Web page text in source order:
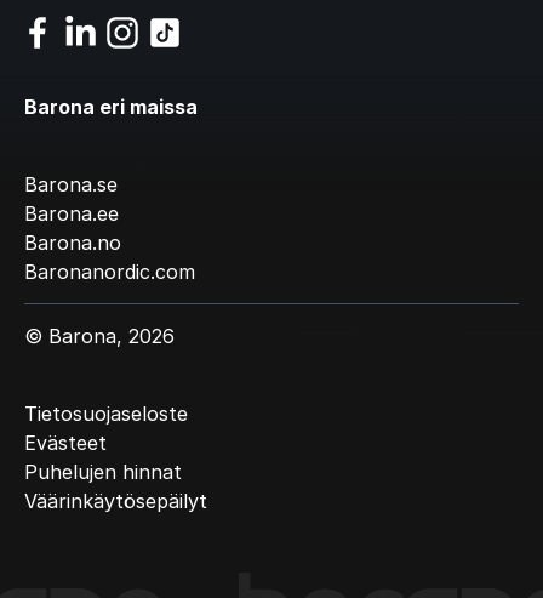
Barona eri maissa
Barona.se
Barona.ee
Barona.no
Baronanordic.com
© Barona, 2026
Tietosuojaseloste
Evästeet
Puhelujen hinnat
Väärinkäytösepäilyt